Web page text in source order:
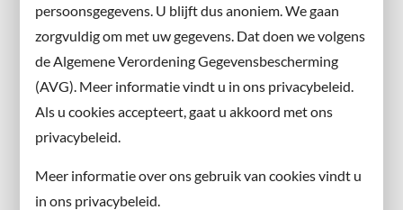
persoonsgegevens. U blijft dus anoniem. We gaan
zorgvuldig om met uw gegevens. Dat doen we volgens
de Algemene Verordening Gegevensbescherming
(AVG). Meer informatie vindt u in ons privacybeleid.
Als u cookies accepteert, gaat u akkoord met ons
privacybeleid.
Meer informatie over ons gebruik van cookies vindt u
in ons privacybeleid.
X
Instagram
Contact met de gemeente
Contact
Information in English